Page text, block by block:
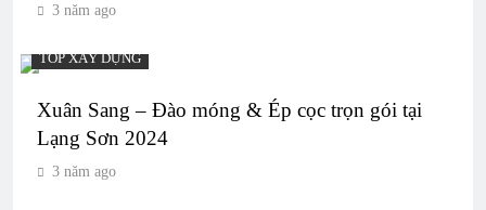
3 năm ago
TOP XÂY DỰNG
Xuân Sang – Đào móng & Ép cọc trọn gói tại
Lạng Sơn 2024
3 năm ago